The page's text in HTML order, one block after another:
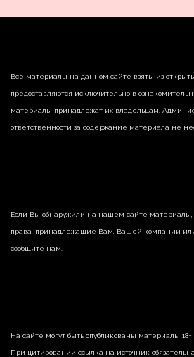
Все материалы на данном сайте взяты из
предоставляются исключительно в
материалы принадлежат их владельцам.
ответственности за содержание материала не
Если Вы обнаружили на нашем сайте материалы,
права, принадлежащие Вам, Вашей компании или
сообщите нам.
На сайте могут быть опубликованы материалы 18+!
При цитировании ссылка на источник обязательна.